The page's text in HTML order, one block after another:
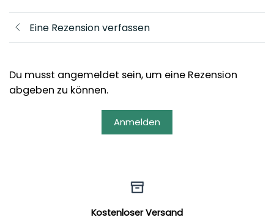
Eine Rezension verfassen
Du musst angemeldet sein, um eine Rezension
abgeben zu können.
Anmelden
Kostenloser Versand